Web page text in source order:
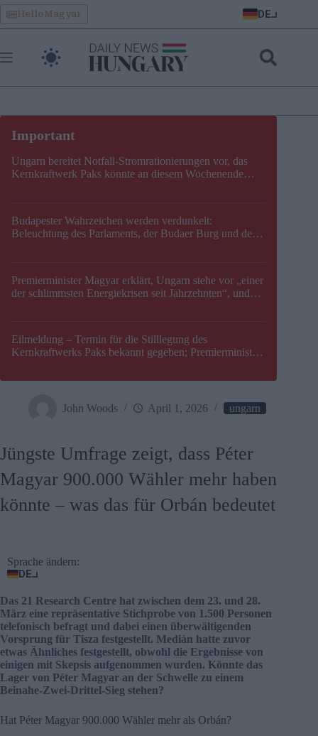
Skip
to
content
HelloMagyar DE
Ungarn bereitet Notfall-Stromrationierungen vor, das
Kernkraftwerk Paks könnte an diesem Wochenende
Budapester Wahrzeichen werden verdunkelt:
Beleuchtung des Parlaments, der Budaer Burg und der
Premierminister Magyar erklärt, Ungarn stehe vor „einer
der schlimmsten Energiekrisen seit Jahrzehnten“, und
Eilmeldung – Termin für die Stilllegung des
Kernkraftwerks Paks bekannt gegeben; Premierminister
John Woods April 1, 2026 ungarn
Jüngste Umfrage zeigt, dass Péter
Magyar 900.000 Wähler mehr haben
könnte – was das für Orbán bedeutet
Sprache ändern:
DE
Das 21 Research Centre hat zwischen dem 23. und 28.
März eine repräsentative Stichprobe von 1.500 Personen
telefonisch befragt und dabei einen überwältigenden
Vorsprung für Tisza festgestellt. Medián hatte zuvor
etwas Ähnliches festgestellt, obwohl die Ergebnisse von
einigen mit Skepsis aufgenommen wurden. Könnte das
Lager von Péter Magyar an der Schwelle zu einem
Beinahe-Zwei-Drittel-Sieg stehen?
Hat Péter Magyar 900.000 Wähler mehr als Orbán?